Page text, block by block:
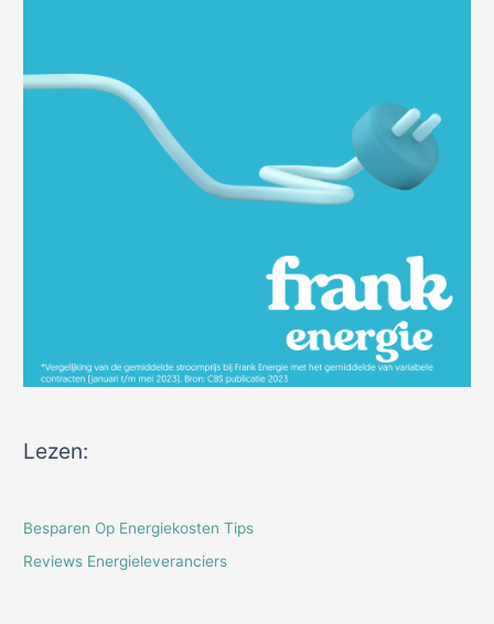
Lezen:
Besparen Op Energiekosten Tips
Reviews Energieleveranciers